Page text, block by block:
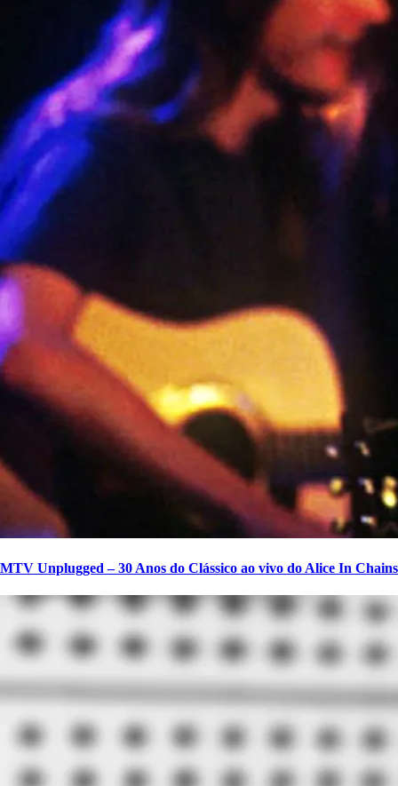
MTV Unplugged – 30 Anos do Clássico ao vivo do Alice In Chains